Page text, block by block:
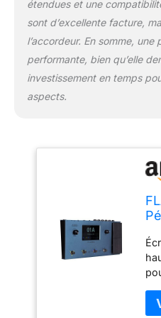
étendues et une
sont d’excellente facture,
l’accordeur. En somme,
performante, bien qu’elle
investissement en temps
aspects.